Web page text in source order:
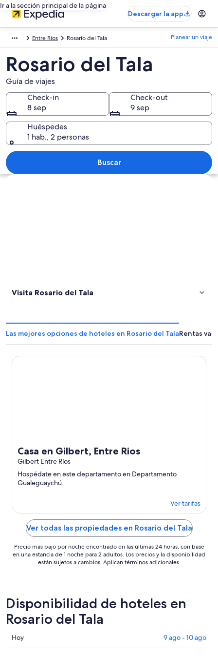
Ir a la sección principal de la página
Descargar la app
Entre Ríos Rosario del Tala Planear un viaje
Rosario del Tala
Guía de viajes
Check-in
8 sep
Check-out
9 sep
Huéspedes
1 hab., 2 personas
Buscar
Explorar mapa
Visita Rosario del Tala
Las mejores opciones de hoteles en Rosario del TalaRentas
Casa en Gilbert, Entre Rios
Gilbert Entre Ríos
Hospédate en este departamento en Departamento
Gualeguaychú.
Ver tarifas
Casa en Gilbert, Entre Rios
Ver todas las propiedades en Rosario del Tala
Precio más bajo por noche encontrado en las últimas 24 horas, con base
en una estancia de 1 noche para 2 adultos. Los precios y la disponibilidad
están sujetos a cambios. Aplican términos adicionales.
Disponibilidad de hoteles en
Rosario del Tala
Consultar
precios
Hoy 9 ago - 10 ago